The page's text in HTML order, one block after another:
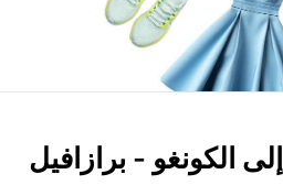
إلى الكونغو - برازافيل